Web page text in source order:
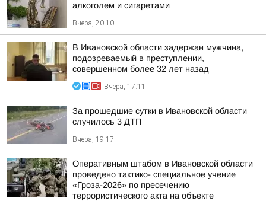
алкоголем и сигаретами
Вчера, 20:10
В Ивановской области задержан мужчина,
подозреваемый в преступлении,
совершенном более 32 лет назад
Вчера, 17:11
За прошедшие сутки в Ивановской области
случилось 3 ДТП
Вчера, 19:17
Оперативным штабом в Ивановской области
проведено тактико- специальное учение
«Гроза-2026» по пресечению
террористического акта на объекте